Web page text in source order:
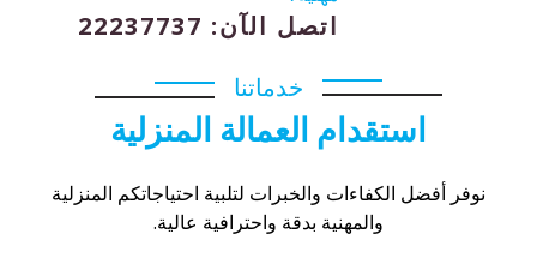
اتصل الآن: 22237737
خدماتنا
استقدام العمالة المنزلية
نوفر أفضل الكفاءات والخبرات لتلبية احتياجاتكم المنزلية
والمهنية بدقة واحترافية عالية.